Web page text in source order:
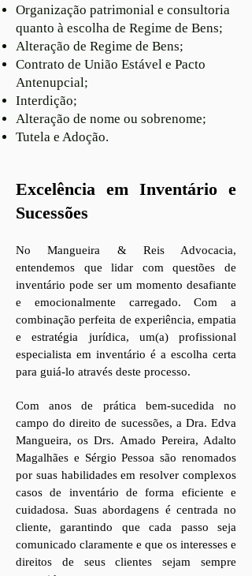
Organização patrimonial e consultoria
quanto à escolha de Regime de Bens;
Alteração de Regime de Bens;
Contrato de União Estável e Pacto
Antenupcial;
Interdição;
Alteração de nome ou sobrenome;
Tutela e Adoção.
Excelência em Inventário e
Sucessões
No Mangueira & Reis Advocacia,
entendemos que lidar com questões de
inventário pode ser um momento desafiante
e emocionalmente carregado. Com a
combinação perfeita de experiência, empatia
e estratégia jurídica, um(a) profissional
especialista em inventário é a escolha certa
para guiá-lo através deste processo.
Com anos de prática bem-sucedida no
campo do direito de sucessões, a Dra. Edva
Mangueira, os Drs. Amado Pereira, Adalto
Magalhães e Sérgio Pessoa são renomados
por suas habilidades em resolver complexos
casos de inventário de forma eficiente e
cuidadosa. Suas abordagens é centrada no
cliente, garantindo que cada passo seja
comunicado claramente e que os interesses e
direitos de seus clientes sejam sempre